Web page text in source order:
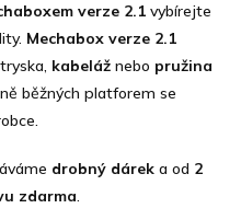
verze 2.1 vybírejte
Mechabox verze 2.1
kabeláž nebo pružina
běžných platforem se
drobný dárek a od 2
zdarma.